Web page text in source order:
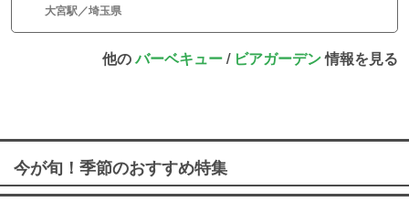
大宮駅／埼玉県
他のバーベキュー/ ビアガーデン情報を見る
今が旬！季節のおすすめ特集